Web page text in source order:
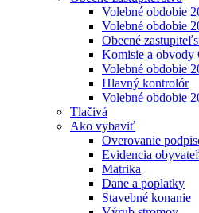
Volebné obdobie
Volebné obdobie
Obecné
Komisie a obvody
Volebné obdobie
Hlavný kontrolór
Volebné obdobie
Tlačivá
Ako vybaviť
Overovanie
Evidencia
Matrika
Dane a poplatky
Stavebné konanie